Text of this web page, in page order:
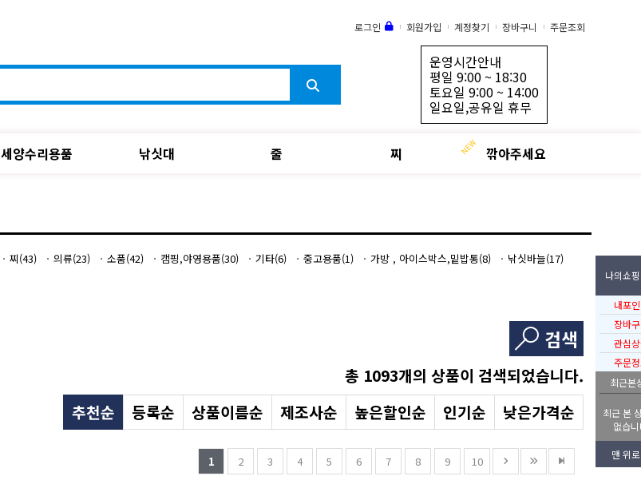
나의쇼
내포
장바
관심
주문
최근본
최근 본
없습
맨 위
로그인 회원가입 계정찾기 장바구니 주문조회
운영시간안내
평일 9:00 ~ 18:30
토요일 9:00 ~ 14:00
일요일,공유일 휴무
세양수리용품 낚싯대 줄 찌 깎아주세요
찌(43) 의류(23) 소품(42) 캠핑,야영용품(30) 기타(6) 중고용품(1) 가방 , 아이스박스,밑밥통(8)
낚싯바늘(17)
검색
총 1093개의 상품이 검색되었습니다.
추천순
등록순 상품이름순 제조사순 높은할인순 인기순 낮은가격순
1 2 3 4 5 6 7 8 9 10